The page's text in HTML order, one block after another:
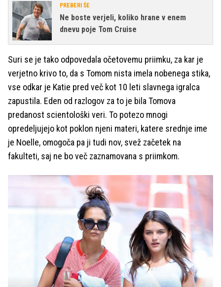
PREBERI ŠE
Ne boste verjeli, koliko hrane v enem
dnevu poje Tom Cruise
Suri se je tako odpovedala očetovemu priimku, za kar je
verjetno krivo to, da s Tomom nista imela nobenega stika,
vse odkar je Katie pred več kot 10 leti slavnega igralca
zapustila. Eden od razlogov za to je bila Tomova
predanost scientološki veri. To potezo mnogi
opredeljujejo kot poklon njeni materi, katere srednje ime
je Noelle, omogoča pa ji tudi nov, svež začetek na
fakulteti, saj ne bo več zaznamovana s priimkom.